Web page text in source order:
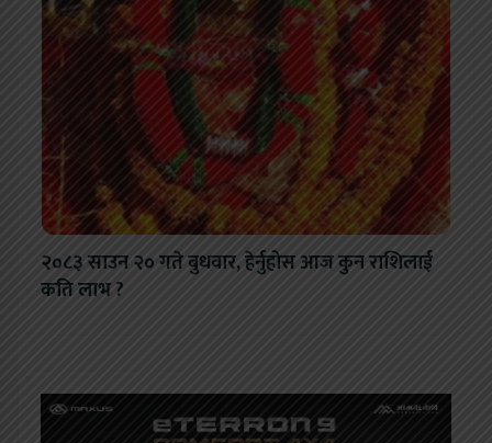
२०८३ साउन २० गते बुधवार, हेर्नुहोस आज कुन राशिलाई
कति लाभ ?